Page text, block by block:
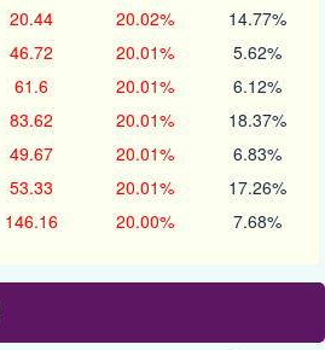
20.44 20.02% 14.77%
46.72 20.01% 5.62%
61.6 20.01% 6.12%
83.62 20.01% 18.37%
49.67 20.01% 6.83%
53.33 20.01% 17.26%
146.16 20.00% 7.68%